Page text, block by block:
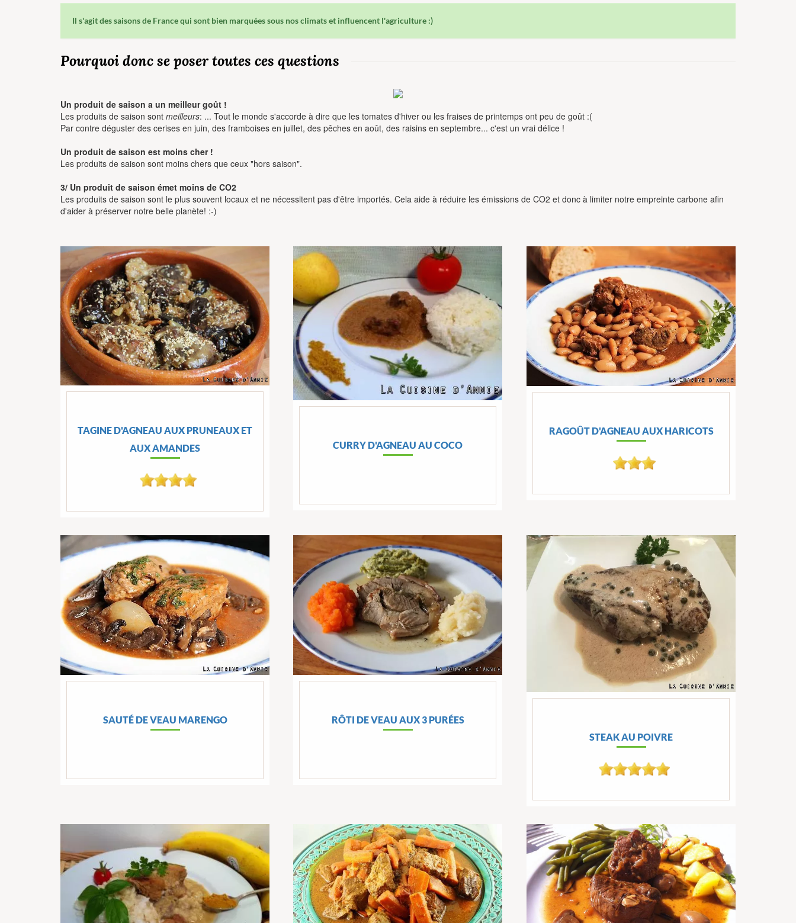
Il s'agit des saisons de France qui sont bien marquées sous nos climats et influencent l'agriculture :)
Pourquoi donc se poser toutes ces questions
Un produit de saison a un meilleur goût !
Les produits de saison sont meilleurs: ... Tout le monde s'accorde à dire que les tomates d'hiver ou les fraises de printemps ont peu de goût :(
Par contre déguster des cerises en juin, des framboises en juillet, des pêches en août, des raisins en septembre... c'est un vrai délice !
Un produit de saison est moins cher !
Les produits de saison sont moins chers que ceux "hors saison".
3/ Un produit de saison émet moins de CO2
Les produits de saison sont le plus souvent locaux et ne nécessitent pas d'être importés. Cela aide à réduire les émissions de CO2 et donc à limiter notre empreinte carbone afin
d'aider à préserver notre belle planète! :-)
TAGINE D'AGNEAU AUX PRUNEAUX ET
AUX AMANDES
CURRY D'AGNEAU AU COCO
RAGOÛT D'AGNEAU AUX HARICOTS
SAUTÉ DE VEAU MARENGO
RÔTI DE VEAU AUX 3 PURÉES
STEAK AU POIVRE